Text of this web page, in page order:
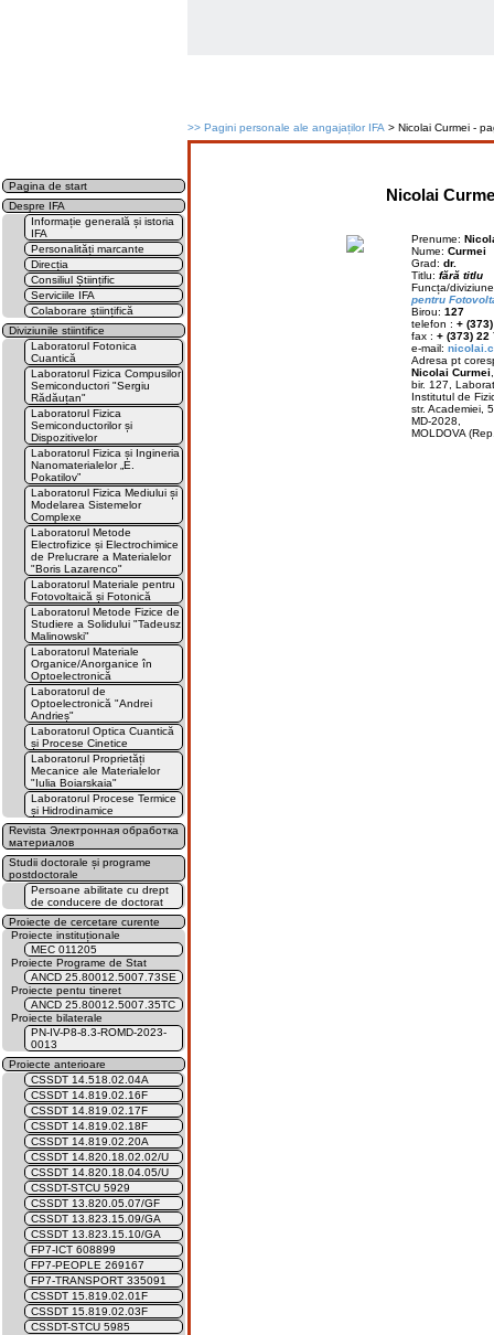
>> Pagini personale ale angajaților IFA > Nicolai Curmei -
Pagina de start
Despre IFA
Informație generală și istoria
IFA
Personalități marcante
Direcția
Consiliul Științific
Serviciile IFA
Colaborare științifică
Diviziunile stiintifice
Laboratorul Fotonica
Cuantică
Laboratorul Fizica Compusilor
Semiconductori "Sergiu
Rădăuțan"
Laboratorul Fizica
Semiconductorilor și
Dispozitivelor
Laboratorul Fizica și Ingineria
Nanomaterialelor „E.
Pokatilov”
Laboratorul Fizica Mediului și
Modelarea Sistemelor
Complexe
Laboratorul Metode
Electrofizice și Electrochimice
de Prelucrare a Materialelor
"Boris Lazarenco"
Laboratorul Materiale pentru
Fotovoltaică și Fotonică
Laboratorul Metode Fizice de
Studiere a Solidului "Tadeusz
Malinowski"
Laboratorul Materiale
Organice/Anorganice în
Optoelectronică
Laboratorul de
Optoelectronică "Andrei
Andrieș"
Laboratorul Optica Cuantică
și Procese Cinetice
Laboratorul Proprietăți
Mecanice ale Materialelor
"Iulia Boiarskaia"
Laboratorul Procese Termice
și Hidrodinamice
Revista Электронная обработка
материалов
Studii doctorale și programe
postdoctorale
Persoane abilitate cu drept
de conducere de doctorat
Proiecte de cercetare curente
Proiecte instituționale
MEC 011205
Proiecte Programe de Stat
ANCD 25.80012.5007.73SE
Proiecte pentu tineret
ANCD 25.80012.5007.35TC
Proiecte bilaterale
PN-IV-P8-8.3-ROMD-2023-
0013
Proiecte anterioare
CSSDT 14.518.02.04A
CSSDT 14.819.02.16F
CSSDT 14.819.02.17F
CSSDT 14.819.02.18F
CSSDT 14.819.02.20A
CSSDT 14.820.18.02.02/U
CSSDT 14.820.18.04.05/U
CSSDT-STCU 5929
CSSDT 13.820.05.07/GF
CSSDT 13.823.15.09/GA
CSSDT 13.823.15.10/GA
FP7-ICT 608899
FP7-PEOPLE 269167
FP7-TRANSPORT 335091
CSSDT 15.819.02.01F
CSSDT 15.819.02.03F
CSSDT-STCU 5985
Nicolai
Prenume:
Nume: Curmei
Grad: dr.
Titlu: fără titlu
Funcța/
pentru
Birou: 127
telefon : +
fax : + (373) 22
e-mail:
Adresa pt
Nicolai Curmei
bir. 127,
Institutul de
str. Academiei,
MD-2028,
MOLDOVA